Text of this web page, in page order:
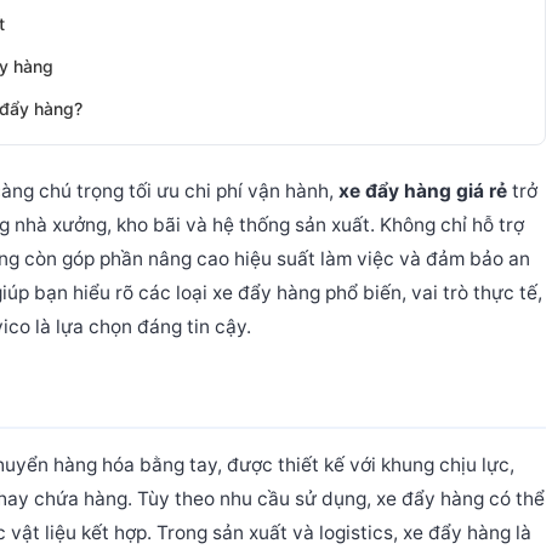
hàng
hàng?
chú trọng tối ưu chi phí vận hành, xe đẩy hàng giá rẻ trở
nhà xưởng, kho bãi và hệ thống sản xuất. Không chỉ hỗ trợ
còn góp phần nâng cao hiệu suất làm việc và đảm bảo an
bạn hiểu rõ các loại xe đẩy hàng phổ biến, vai trò thực tế,
là lựa chọn đáng tin cậy.
hàng hóa bằng tay, được thiết kế với khung chịu lực,
chứa hàng. Tùy theo nhu cầu sử dụng, xe đẩy hàng có thể
vật liệu kết hợp. Trong sản xuất và logistics, xe đẩy hàng là